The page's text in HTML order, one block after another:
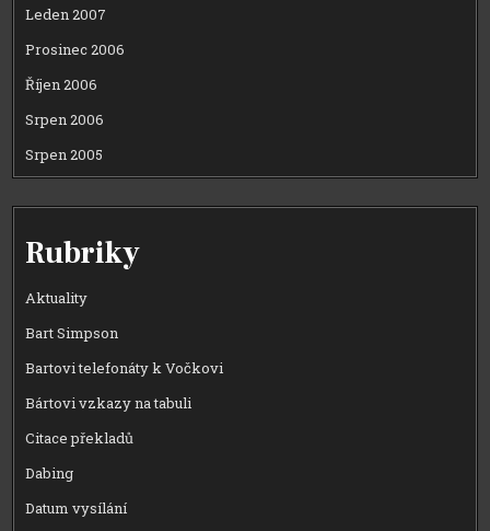
Leden 2007
Prosinec 2006
Říjen 2006
Srpen 2006
Srpen 2005
Rubriky
Aktuality
Bart Simpson
Bartovi telefonáty k Vočkovi
Bártovi vzkazy na tabuli
Citace překladů
Dabing
Datum vysílání